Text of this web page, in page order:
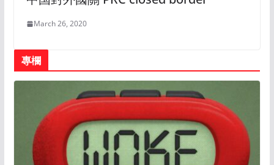
March 26, 2020
專欄